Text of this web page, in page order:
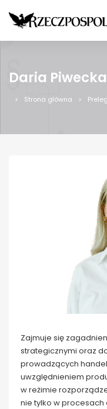
Daria Piwecka
Strona główna
Zajmuje się
strategicznymi oraz
prowadzących
uwzględnieniem
w reżimie
nie tylko w procesach